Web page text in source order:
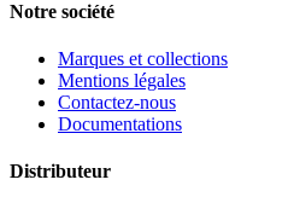
Notre société
Marques et collections
Mentions légales
Contactez-nous
Documentations
Distributeur